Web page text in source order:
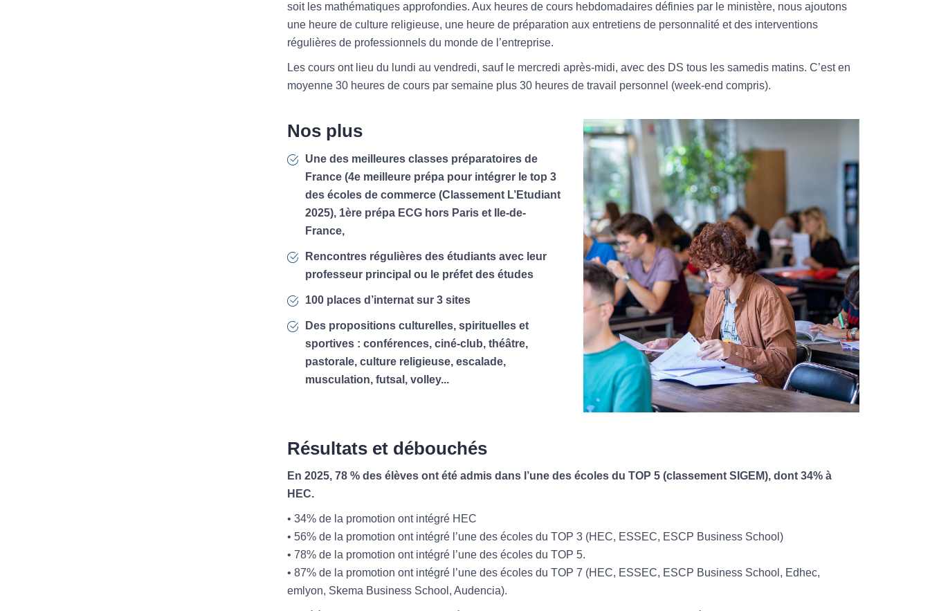
soit les mathématiques approfondies. Aux heures de cours hebdomadaires définies par le ministère, nous ajoutons
une heure de culture religieuse, une heure de préparation aux entretiens de personnalité et des interventions
régulières de professionnels du monde de l’entreprise.
Les cours ont lieu du lundi au vendredi, sauf le mercredi après-midi, avec des DS tous les samedis matins. C’est en
moyenne 30 heures de cours par semaine plus 30 heures de travail personnel (week-end compris).
Nos plus
Une des meilleures classes préparatoires de
France (4e meilleure prépa pour intégrer le top 3
des écoles de commerce (Classement L’Etudiant
2025), 1ère prépa ECG hors Paris et Ile-de-
France,
Rencontres régulières des étudiants avec leur
professeur principal ou le préfet des études
100 places d’internat sur 3 sites
Des propositions culturelles, spirituelles et
sportives : conférences, ciné-club, théâtre,
pastorale, culture religieuse, escalade,
musculation, futsal, volley...
Résultats et débouchés
En 2025, 78 % des élèves ont été admis dans l’une des écoles du TOP 5 (classement SIGEM), dont 34% à
HEC.
• 34% de la promotion ont intégré HEC
• 56% de la promotion ont intégré l’une des écoles du TOP 3 (HEC, ESSEC, ESCP Business School)
• 78% de la promotion ont intégré l’une des écoles du TOP 5.
• 87% de la promotion ont intégré l’une des écoles du TOP 7 (HEC, ESSEC, ESCP Business School, Edhec,
emlyon, Skema Business School, Audencia).